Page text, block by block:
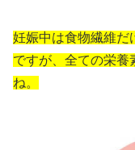
妊娠中は食物繊維だ
ですが、全ての栄養
ね。